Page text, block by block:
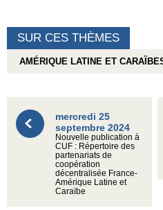
SUR CES THÈMES
AMÉRIQUE LATINE ET
mercredi 25
septembre 2024
Nouvelle publication à
CUF : Répertoire des
partenariats de
coopération
décentralisée France-
Amérique Latine et
Caraïbe